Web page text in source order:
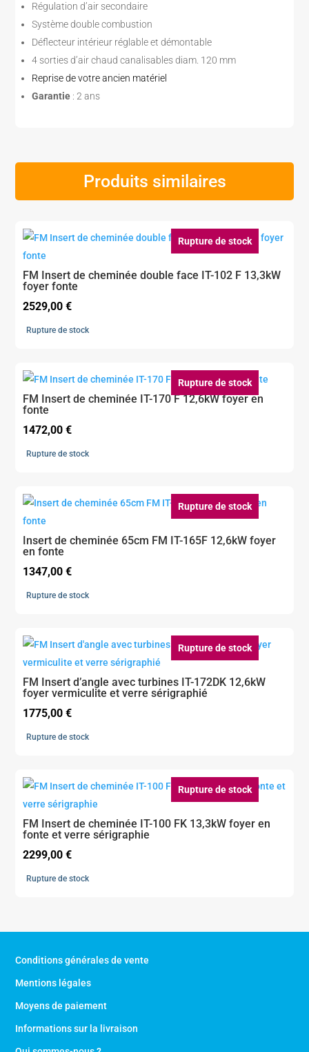
Régulation d’air secondaire
Système double combustion
Déflecteur intérieur réglable et démontable
4 sorties d’air chaud canalisables diam. 120 mm
Reprise de votre ancien matériel
Garantie : 2 ans
Produits similaires
Rupture de stock
FM Insert de cheminée double face IT-102 F 13,3kW
foyer fonte
2529,00€
Rupture de stock
Rupture de stock
FM Insert de cheminée IT-170 F 12,6kW foyer en
fonte
1472,00€
Rupture de stock
Rupture de stock
Insert de cheminée 65cm FM IT-165F 12,6kW foyer
en fonte
1347,00€
Rupture de stock
Rupture de stock
FM Insert d’angle avec turbines IT-172DK 12,6kW
foyer vermiculite et verre sérigraphié
1775,00€
Rupture de stock
Rupture de stock
FM Insert de cheminée IT-100 FK 13,3kW foyer en
fonte et verre sérigraphie
2299,00€
Rupture de stock
Conditions générales de vente
Mentions légales
Moyens de paiement
Informations sur la livraison